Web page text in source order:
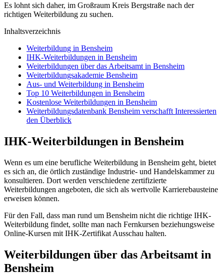
Es lohnt sich daher, im Großraum Kreis Bergstraße nach der
richtigen Weiterbildung zu suchen.
Inhaltsverzeichnis
Weiterbildung in Bensheim
IHK-Weiterbildungen in Bensheim
Weiterbildungen über das Arbeitsamt in Bensheim
Weiterbildungsakademie Bensheim
Aus- und Weiterbildung in Bensheim
Top 10 Weiterbildungen in Bensheim
Kostenlose Weiterbildungen in Bensheim
Weiterbildungsdatenbank Bensheim verschafft Interessierten
den Überblick
IHK-Weiterbildungen in Bensheim
Wenn es um eine berufliche Weiterbildung in Bensheim geht, bietet
es sich an, die örtlich zuständige Industrie- und Handelskammer zu
konsultieren. Dort werden verschiedene zertifizierte
Weiterbildungen angeboten, die sich als wertvolle Karrierebausteine
erweisen können.
Für den Fall, dass man rund um Bensheim nicht die richtige IHK-
Weiterbildung findet, sollte man nach Fernkursen beziehungsweise
Online-Kursen mit IHK-Zertifikat Ausschau halten.
Weiterbildungen über das Arbeitsamt in
Bensheim